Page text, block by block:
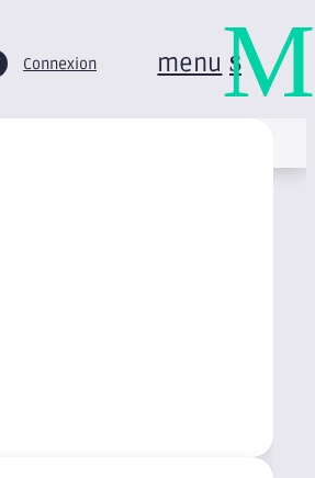
Connexion menuM